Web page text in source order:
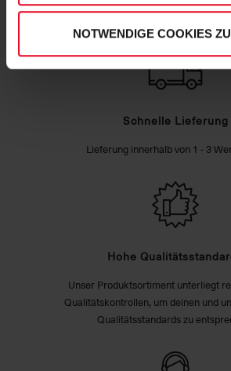
NOTWENDIGE COOKIES
Schnelle Lieferung
Lieferung innerhalb von 1 - 3
Hohe
Unser Produktsortiment unterliegt
Qualitätskontrollen, um deinen und
Qualitätsstandards zu